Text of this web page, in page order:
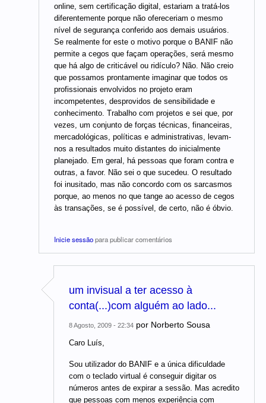
online, sem certificação digital, estariam a tratá-los
diferentemente porque não ofereceriam o mesmo
nível de segurança conferido aos demais usuários.
Se realmente for este o motivo porque o BANIF não
permite a cegos que façam operações, será mesmo
que há algo de criticável ou ridículo? Não. Não creio
que possamos prontamente imaginar que todos os
profissionais envolvidos no projeto eram
incompetentes, desprovidos de sensibilidade e
conhecimento. Trabalho com projetos e sei que, por
vezes, um conjunto de forças técnicas, financeiras,
mercadológicas, políticas e administrativas, levam-
nos a resultados muito distantes do inicialmente
planejado. Em geral, há pessoas que foram contra e
outras, a favor. Não sei o que sucedeu. O resultado
foi inusitado, mas não concordo com os sarcasmos
porque, ao menos no que tange ao acesso de cegos
às transações, se é possível, de certo, não é óbvio.
Inicie sessãopara publicar comentários
um invisual a ter acesso à
conta(...)com alguém ao lado...
8 Agosto, 2009 - 22:34 por Norberto Sousa
Caro Luís,
Sou utilizador do BANIF e a única dificuldade
com o teclado virtual é conseguir digitar os
números antes de expirar a sessão. Mas acredito
que pessoas com menos experiência com